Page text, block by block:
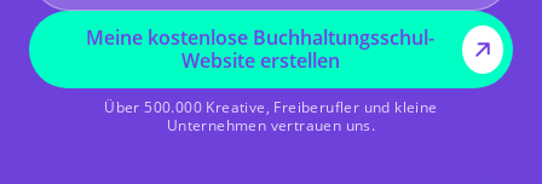
Meine kostenlose Buchhaltungsschul-
Website erstellen
Über 500.000 Kreative, Freiberufler und kleine
Unternehmen vertrauen uns.